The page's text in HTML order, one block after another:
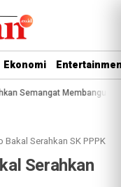
Ekonomi
Membangun Negeri
Bakal Serahkan SK PPPK
Serahkan